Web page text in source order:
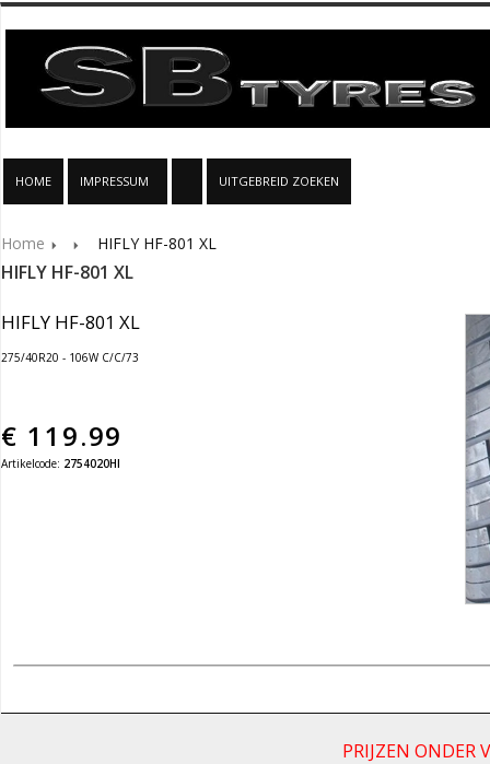
HOME IMPRESSUM UITGEBREID ZOEKEN
Home HIFLY HF-801 XL
HIFLY HF-801 XL
HIFLY HF-801 XL
275/40R20 - 106W C/C/73
€ 119.99
Artikelcode: 2754020HI
PRIJZEN ONDER